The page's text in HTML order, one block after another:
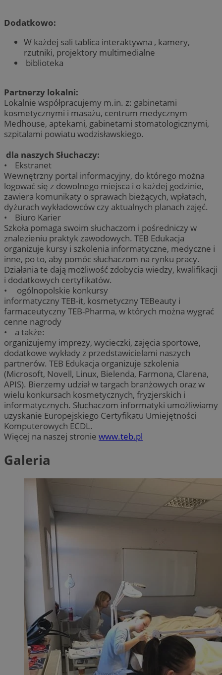
Dodatkowo:
W każdej sali tablica interaktywna , kamery,
rzutniki, projektory multimedialne
biblioteka
Partnerzy lokalni:
Lokalnie współpracujemy m.in. z: gabinetami
kosmetycznymi i masażu, centrum medycznym
Medhouse, aptekami, gabinetami stomatologicznymi,
szpitalami powiatu wodzisławskiego.
dla naszych Słuchaczy:
• Ekstranet
Wewnętrzny portal informacyjny, do którego można
logować się z dowolnego miejsca i o każdej godzinie,
zawiera komunikaty o sprawach bieżących, wpłatach,
dyżurach wykładowców czy aktualnych planach zajęć.
• Biuro Karier
Szkoła pomaga swoim słuchaczom i pośredniczy w
znalezieniu praktyk zawodowych. TEB Edukacja
organizuje kursy i szkolenia informatyczne, medyczne i
inne, po to, aby pomóc słuchaczom na rynku pracy.
Działania te dają możliwość zdobycia wiedzy, kwalifikacji
i dodatkowych certyfikatów.
• ogólnopolskie konkursy
informatyczny TEB-it, kosmetyczny TEBeauty i
farmaceutyczny TEB-Pharma, w których można wygrać
cenne nagrody
• a także:
organizujemy imprezy, wycieczki, zajęcia sportowe,
dodatkowe wykłady z przedstawicielami naszych
partnerów. TEB Edukacja organizuje szkolenia
(Microsoft, Novell, Linux, Bielenda, Farmona, Clarena,
APIS). Bierzemy udział w targach branżowych oraz w
wielu konkursach kosmetycznych, fryzjerskich i
informatycznych. Słuchaczom informatyki umożliwiamy
uzyskanie Europejskiego Certyfikatu Umiejętności
Komputerowych ECDL.
Więcej na naszej stronie www.teb.pl
Galeria